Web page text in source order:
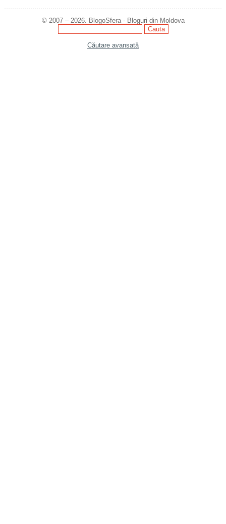
© 2007 – 2026. BlogoSfera - Bloguri din Moldova
Căutare avansată